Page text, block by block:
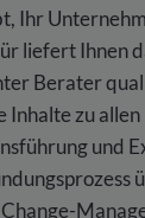
Ihr
liefert Ihnen
Berater
Inhalte zu
und